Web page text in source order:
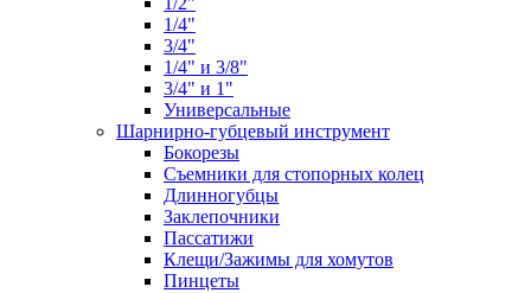
1/4"
3/4"
1/4" и 3/8"
3/4" и 1"
Универсальные
Шарнирно-губцевый инструмент
Бокорезы
Съемники для стопорных колец
Длинногубцы
Заклепочники
Пассатижи
Клещи/Зажимы для хомутов
Пинцеты